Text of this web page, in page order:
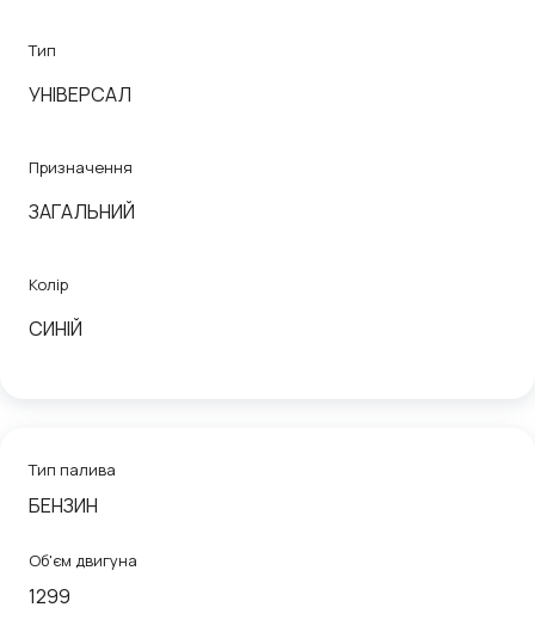
Тип
УНІВЕРСАЛ
Призначення
ЗАГАЛЬНИЙ
Колір
СИНІЙ
Тип палива
БЕНЗИН
Об'єм двигуна
1299